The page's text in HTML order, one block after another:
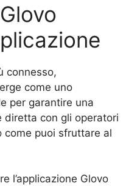
connesso,
come uno
per garantire una
diretta con gli operatori
come puoi sfruttare al
l’applicazione Glovo